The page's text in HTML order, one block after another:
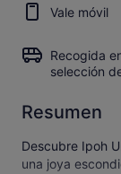
Vale móvil
Recogida
selección
Resumen
Descubre Ipoh
una joya